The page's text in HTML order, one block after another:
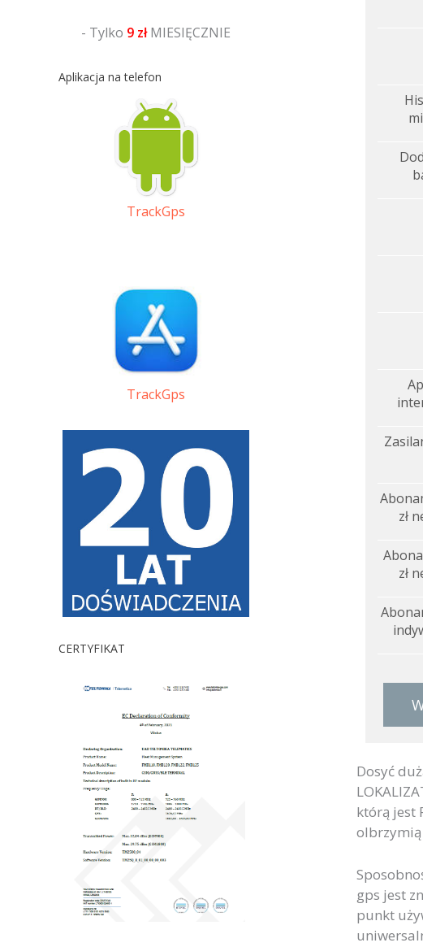
- Tylko 9 złMIESIĘCZNIE
Aplikacja na telefon
TrackGps
TrackGps
CERTYFIKAT
zł
zł
Dosyć
którą jest
gps jest
punkt